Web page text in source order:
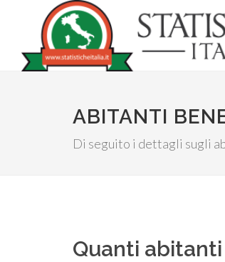
ABITANTI
Di seguito i dettagli sugli
Quanti